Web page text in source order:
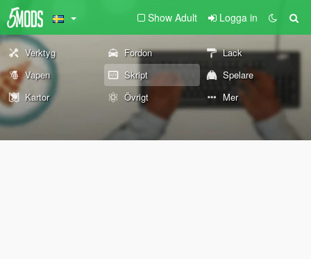
Show Adult Logga in
Verktyg Fordon
Lack
Vapen
Skript
Spelare
Kartor
Övrigt Mer